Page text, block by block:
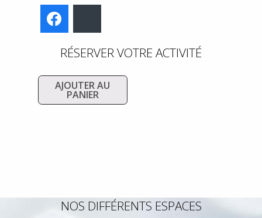
RÉSERVER VOTRE ACTIVITÉ
AJOUTER AU
PANIER
NOS DIFFÉRENTS ESPACES